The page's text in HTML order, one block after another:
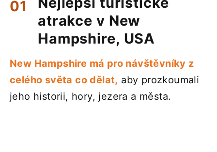
atrakce v New
Hampshire, USA
New Hampshire má pro návštěvníky z
celého světa co dělat, aby prozkoumali
jeho historii, hory, jezera a města.